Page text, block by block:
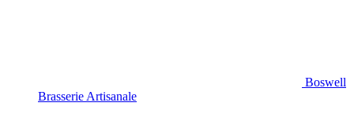
Boswell
Brasserie Artisanale